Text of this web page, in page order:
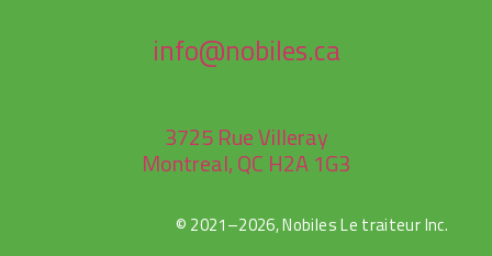
info@nobiles.ca
3725 Rue Villeray
Montreal, QC H2A 1G3
© 2021–2026, Nobiles Le traiteur Inc.